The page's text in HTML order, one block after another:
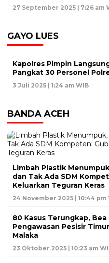
27 September 2025 | 7:26 am
GAYO LUES
Kapolres Pimpin
Pangkat 30 Personel
3 Juli 2025 | 1:24 am WIB
BANDA ACEH
Limbah Plastik
dan Tak Ada SDM
Keluarkan Teguran Keras
24 November 2025 | 10:44 pm
80 Kasus Terungkap,
Pengawasan Pesisir
Malaka
23 Oktober 2025 | 10:23 am